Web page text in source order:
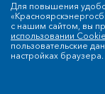
Политика ПАО
обработки
Для повышения
с нашим сайтом, вы
использовании
пользовательские
настройках браузера.